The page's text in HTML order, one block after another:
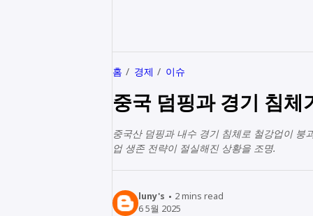
홈 경제 이슈
중국 덤핑과 경기 침
중국산 덤핑과 내수 경기 침체로 철강업이 붕
업 생존 전략이 절실해진 상황을 조명.
luny's 2mins read
6 5월 2025